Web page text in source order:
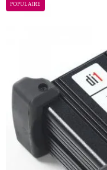
POPULAIRE